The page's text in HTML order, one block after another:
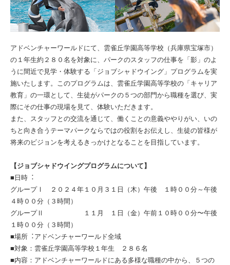
アドベンチャーワールドにて、雲雀丘学園高等学校（兵庫県宝塚市）
の１年生約２８０名を対象に、パークのスタッフの仕事を「影」のよ
うに間近で見学・体験する「ジョブシャドウイング」プログラムを実
施いたします。このプログラムは、雲雀丘学園高等学校の「キャリア
教育」の一環として、生徒がパークの５つの部門から職種を選び、実
際にその仕事の現場を見て、体験いただきます。
また、スタッフとの交流を通じて、働くことの意義ややりがい、いの
ちと向き合うテーマパークならではの役割をお伝えし、生徒の皆様が
将来のビジョンを考えるきっかけとなることを目指しています。
【ジョブシャドウイングプログラムについて】
■⽇時︓
グループⅠ ２０２４年１０⽉３１⽇（木）午後 １時００分～午後
４時００分（３時間）
グループⅡ １１月 １日（金）午前１０時００分〜午後
１時００分（３時間）
■場所︓アドベンチャーワールド全域
■対象：雲雀丘学園高等学校１年生 ２８６名
■内容：アドベンチャーワールドにある多様な職種の中から、５つの